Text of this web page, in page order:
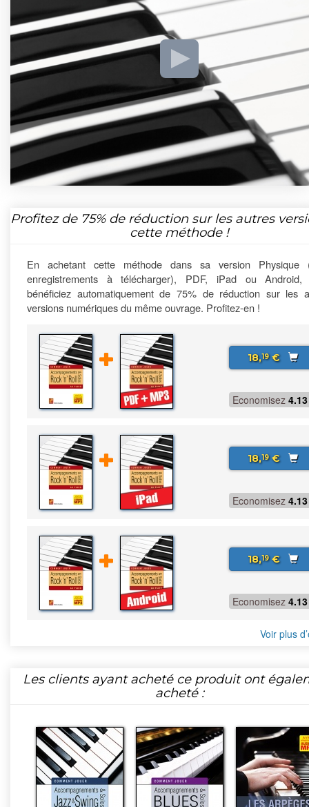
Profitez de 75%de réduction sur les autres
cette méthode !
En achetant cette méthode dans sa version Physique
enregistrements à télécharger), PDF, iPad ou Android,
bénéficiez automatiquement de 75% de réduction sur les
versions numériques du même ouvrage. Profitez-en !
18,19€
Economisez 4.13
18,19€
Economisez 4.13
18,19€
Economisez 4.13
Voir plus
Les clients ayant acheté ce produit ont
acheté :